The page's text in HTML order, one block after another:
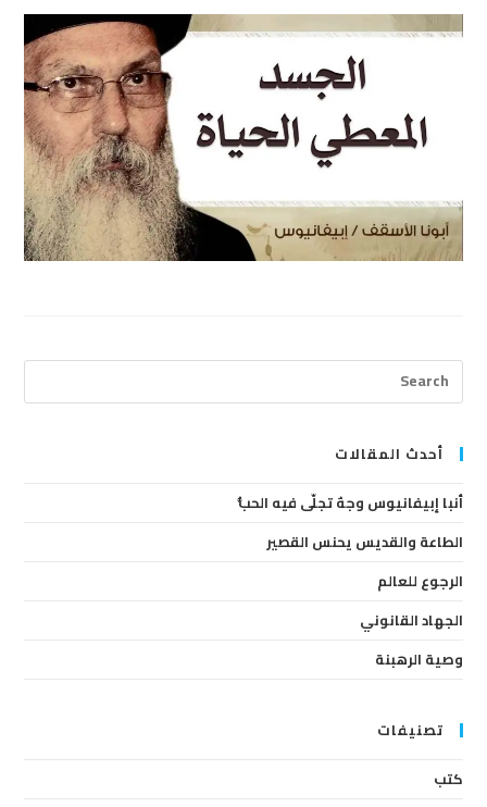
أحدث المقالات
أنبا إبيفانيوس وجهٌ تجلّى فيه الحبُّ
الطاعة والقديس يحنس القصير
الرجوع للعالم
الجهاد القانوني
وصية الرهبنة
تصنيفات
كتب